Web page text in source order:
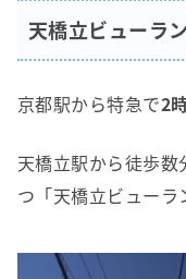
天橋立ビューラ
京都駅から特急で2
天橋立駅から徒歩
つ「天橋立ビューラ